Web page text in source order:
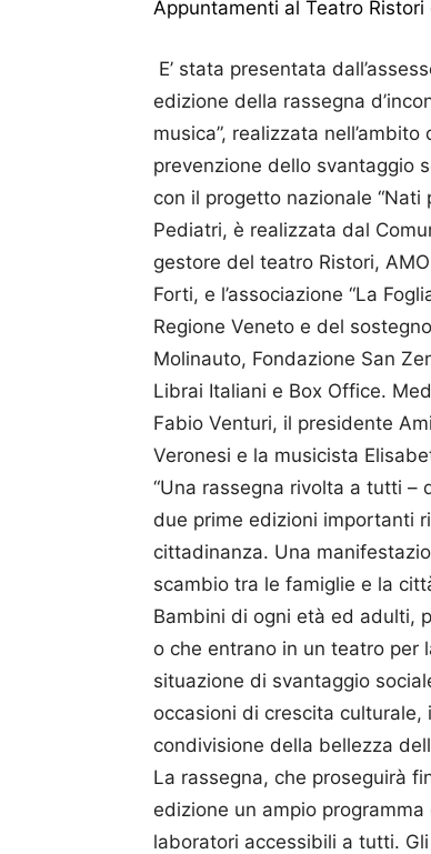
Appuntamenti al Teatro
E’ stata presentata
edizione della rassegna
musica”, realizzata
prevenzione dello svantaggio
con il progetto nazionale “Nati
Pediatri, è realizzata dal
gestore del teatro Ristori,
Forti, e l’associazione “La
Regione Veneto e del
Molinauto, Fondazione San
Librai Italiani e Box Office.
Fabio Venturi, il presidente
Veronesi e la musicista
“Una rassegna rivolta a tutti –
due prime edizioni importanti
cittadinanza. Una
scambio tra le famiglie e la
Bambini di ogni età ed adulti,
o che entrano in un teatro per
situazione di svantaggio
occasioni di crescita culturale,
condivisione della bellezza
La rassegna, che proseguirà
edizione un ampio
laboratori accessibili a tutti.